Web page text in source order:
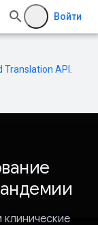
Войти
Translation API
клинические